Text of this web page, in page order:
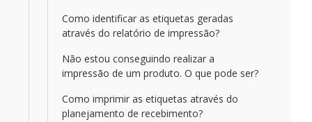
Como identificar as etiquetas geradas
através do relatório de impressão?
Não estou conseguindo realizar a
impressão de um produto. O que pode ser?
Como imprimir as etiquetas através do
planejamento de recebimento?